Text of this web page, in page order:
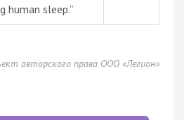
human sleep.”
авторского права ООО «Легион»